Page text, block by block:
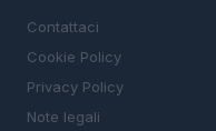
Contattaci
Cookie Policy
Privacy Policy
Note legali